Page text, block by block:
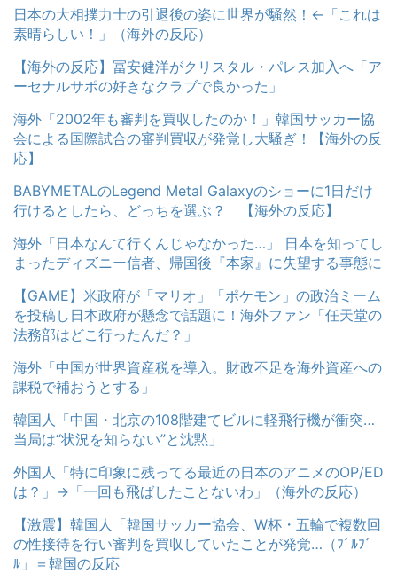
日本の大相撲力士の引退後の姿に世界が騒然！←「これは
素晴らしい！」（海外の反応）
【海外の反応】冨安健洋がクリスタル・パレス加入へ「ア
ーセナルサポの好きなクラブで良かった」
海外「2002年も審判を買収したのか！」韓国サッカー協
会による国際試合の審判買収が発覚し大騒ぎ！【海外の反
応】
BABYMETALのLegend Metal Galaxyのショーに1日だけ
行けるとしたら、どっちを選ぶ？ 【海外の反応】
海外「日本なんて行くんじゃなかった…」 日本を知ってし
まったディズニー信者、帰国後『本家』に失望する事態に
【GAME】米政府が「マリオ」「ポケモン」の政治ミーム
を投稿し日本政府が懸念で話題に！海外ファン「任天堂の
法務部はどこ行ったんだ？」
海外「中国が世界資産税を導入。財政不足を海外資産への
課税で補おうとする」
韓国人「中国・北京の108階建てビルに軽飛行機が衝突…
当局は“状況を知らない”と沈黙」
外国人「特に印象に残ってる最近の日本のアニメのOP/ED
は？」→「一回も飛ばしたことないわ」（海外の反応）
【激震】韓国人「韓国サッカー協会、W杯・五輪で複数回
の性接待を行い審判を買収していたことが発覚…（ﾌﾞﾙﾌﾞ
ﾙ」＝韓国の反応